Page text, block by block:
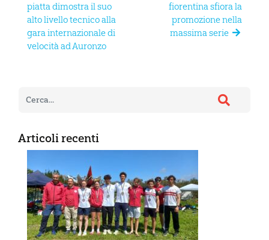
piatta dimostra il suo
alto livello tecnico alla
gara internazionale di
velocità ad Auronzo
fiorentina sfiora la
promozione nella
massima serie
Articoli recenti